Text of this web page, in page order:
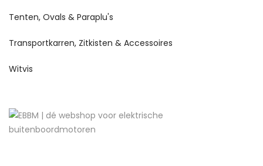
Tenten, Ovals & Paraplu's
Transportkarren, Zitkisten & Accessoires
Witvis